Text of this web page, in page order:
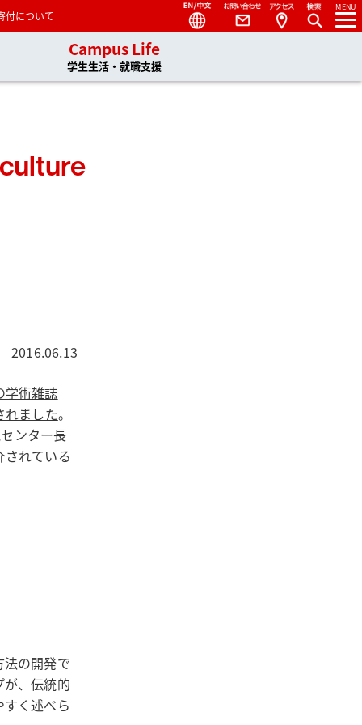
付について
Campus Life
学生生活・就職支援
MENU
Access
Contact
Language
中文
2016.06.13
学術雑誌
れました。
ンター長
れている
の開発で
、伝統的
く述べら